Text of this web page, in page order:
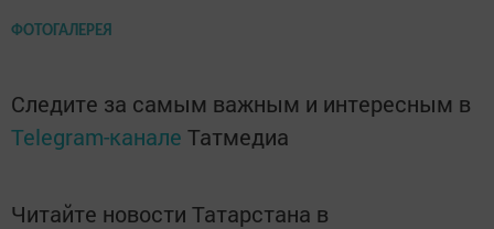
ФОТОГАЛЕРЕЯ
Следите за самым важным и интересным в
Telegram-канале Татмедиа
Читайте новости Татарстана в